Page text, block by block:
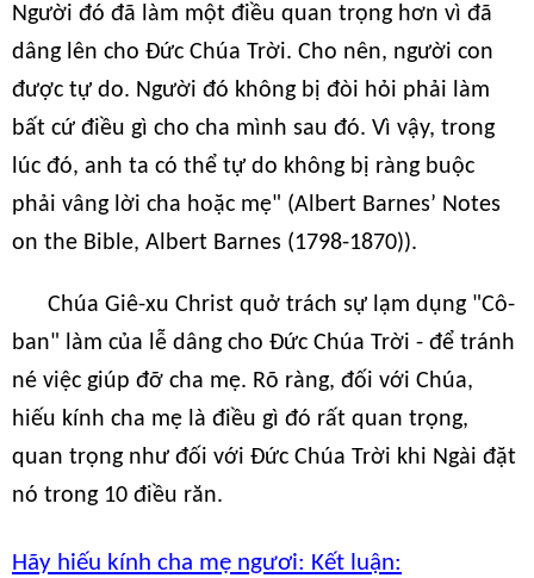
Người đó đã làm một điều quan trọng hơn vì đã
dâng lên cho Đức Chúa Trời. Cho nên, người con
được tự do. Người đó không bị đòi hỏi phải làm
bất cứ điều gì cho cha mình sau đó. Vì vậy, trong
lúc đó, anh ta có thể tự do không bị ràng buộc
phải vâng lời cha hoặc mẹ" (Albert Barnes’ Notes
on the Bible, Albert Barnes (1798-1870)).
Chúa Giê-xu Christ quở trách sự lạm dụng "Cô-
ban" làm của lễ dâng cho Đức Chúa Trời - để tránh
né việc giúp đỡ cha mẹ. Rõ ràng, đối với Chúa,
hiếu kính cha mẹ là điều gì đó rất quan trọng,
quan trọng như đối với Đức Chúa Trời khi Ngài đặt
nó trong 10 điều răn.
Hãy hiếu kính cha mẹ ngươi: Kết luận: